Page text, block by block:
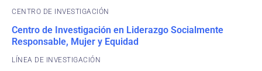
CENTRO DE INVESTIGACIÓN
Centro de Investigación en Liderazgo Socialmente
Responsable, Mujer y Equidad